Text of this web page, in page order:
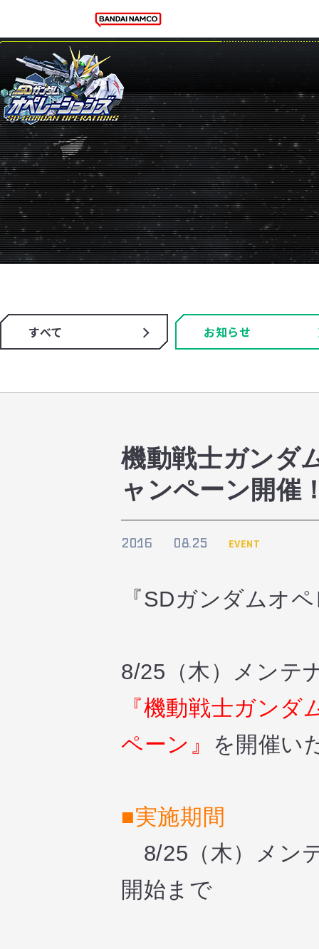
すべて お知らせ
機動戦士ガンダ
ャンペーン開催
2016 08.25 EVENT
『SDガンダムオ
8/25（木）メンテ
『機動戦士ガン
ペーン』 を開催い
■実施期間
8/25（木）メン
開始まで